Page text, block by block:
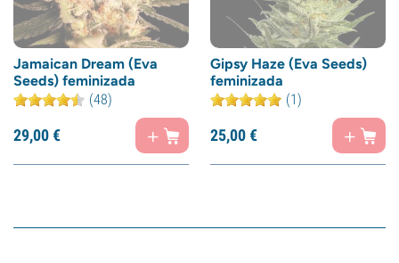
Jamaican Dream (Eva
Seeds) feminizada
(48)
29,00€
Gipsy Haze (Eva Seeds)
feminizada
(1)
25,00€